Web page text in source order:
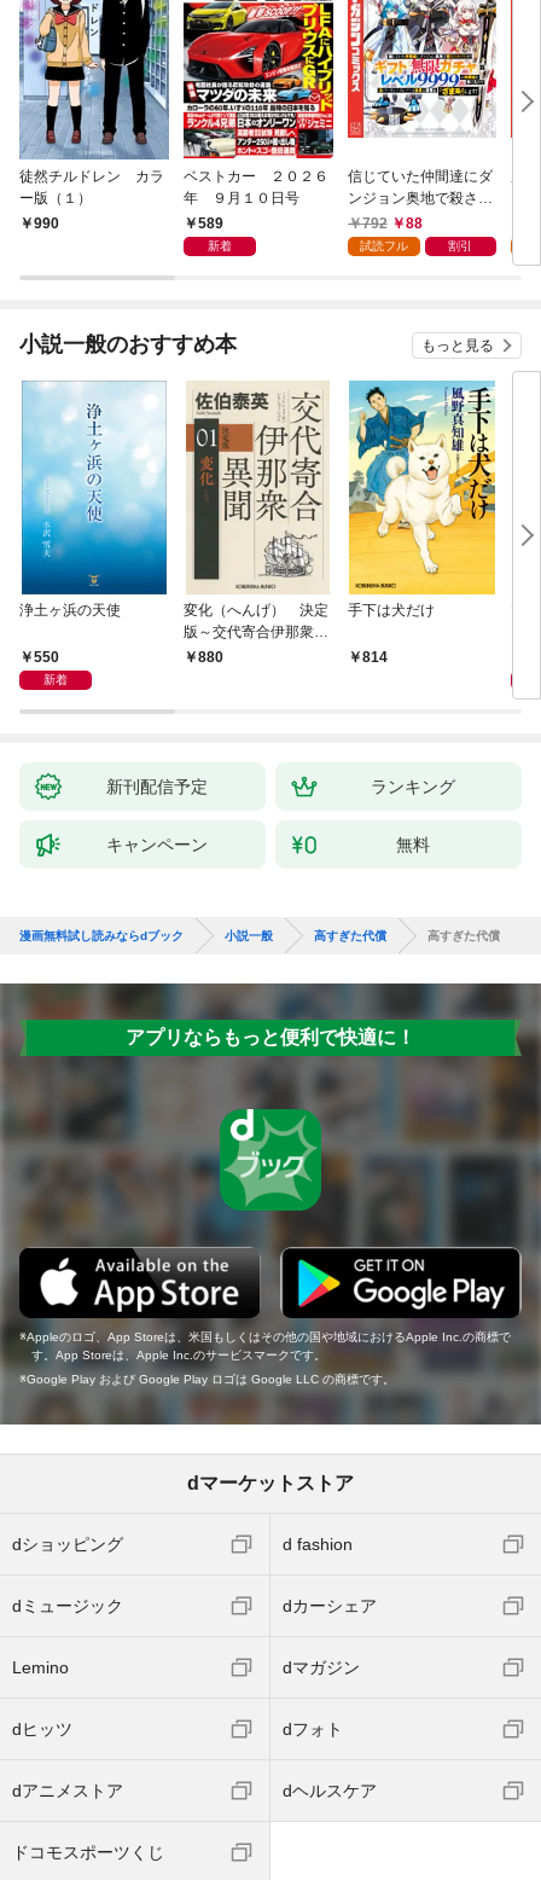
徒然チルドレン カラ
ー版（１）
990
ベストカー ２０２６
年 ９月１０日号
589
新着
信じていた仲間達にダ
ンジョン奥地で殺され
かけたがギフト『無限
ガチャ』でレベル９９
『ざまぁ！』します！
792 88
試読フル 割引
小説一般のおすすめ本 もっと見る
浄土ヶ浜の天使
550
新着
変化（へんげ） 決定
版～交代寄合伊那衆異
聞（1）～
880
手下は犬だけ
814
新刊配信予定 ランキング
キャンペーン 無料
漫画無料試し読みならdブック 小説一般 高すぎた代償 高すぎた代償
アプリならもっと便利で快適に！
Appleのロゴ、App Storeは、米国もしくはその他の国や地域におけるApple Inc.の商標で
す。App Storeは、Apple Inc.のサービスマークです。
Google Play および Google Play ロゴは Google LLC の商標です。
dマーケットストア
dショッピング d fashion
dミュージック dカーシェア
Lemino dマガジン
dヒッツ dフォト
dアニメストア dヘルスケア
ドコモスポーツくじ